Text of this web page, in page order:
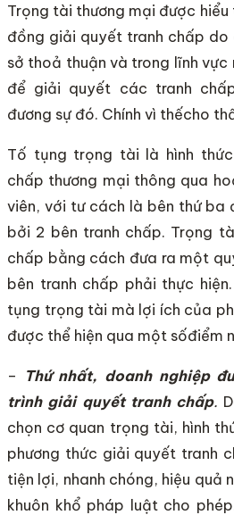
Trọng tài thương mại được
đồng giải quyết tranh chấp
sở thoả thuận và trong lĩnh
để giải quyết các tranh
đương sự đó. Chính vì thếcho
Tố tụng trọng tài là hình
chấp thương mại thông qua
viên, với tư cách là bên thứ ba
bởi 2 bên tranh chấp. Trọng
chấp bằng cách đưa ra một
bên tranh chấp phải thực
tụng trọng tài mà lợi ích của
được thể hiện qua một sốđiểm
–
Thứ nhất, doanh nghiệp
trình giải quyết tranh chấp.
chọn cơ quan trọng tài, hình
phương thức giải quyết tranh
tiện lợi, nhanh chóng, hiệu quả
khuôn khổ pháp luật cho